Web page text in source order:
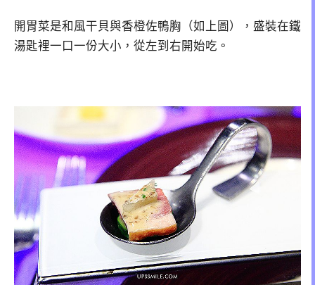
開胃菜是和風干貝與香橙佐鴨胸（如上圖），盛裝在鐵
湯匙裡一口一份大小，從左到右開始吃。